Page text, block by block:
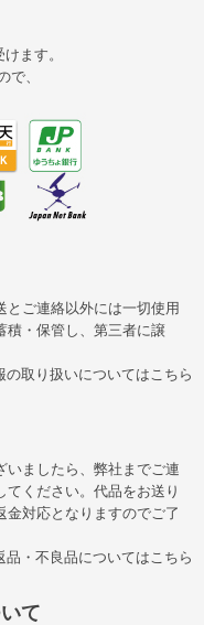
ます。
で、
とご連絡以外には一切使用
積・保管し、第三者に譲
の取り扱いについてはこちら
いましたら、弊社までご連
ください。代品をお送り
金対応となりますのでご了
品・不良品についてはこちら
て